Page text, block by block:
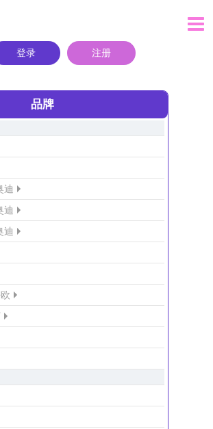
登录 注册
品牌
迪
迪
迪